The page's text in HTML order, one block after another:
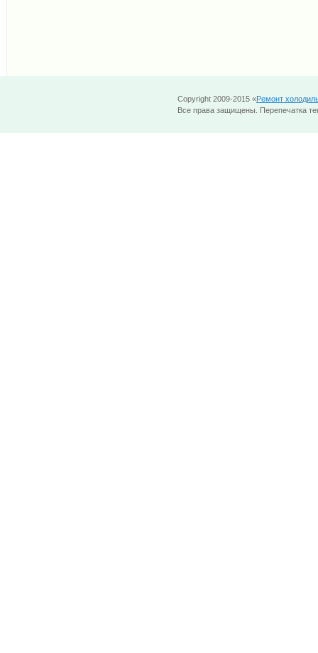
Copyright 2009-2015 «Ремонт
Все права защищены. Перепечатка